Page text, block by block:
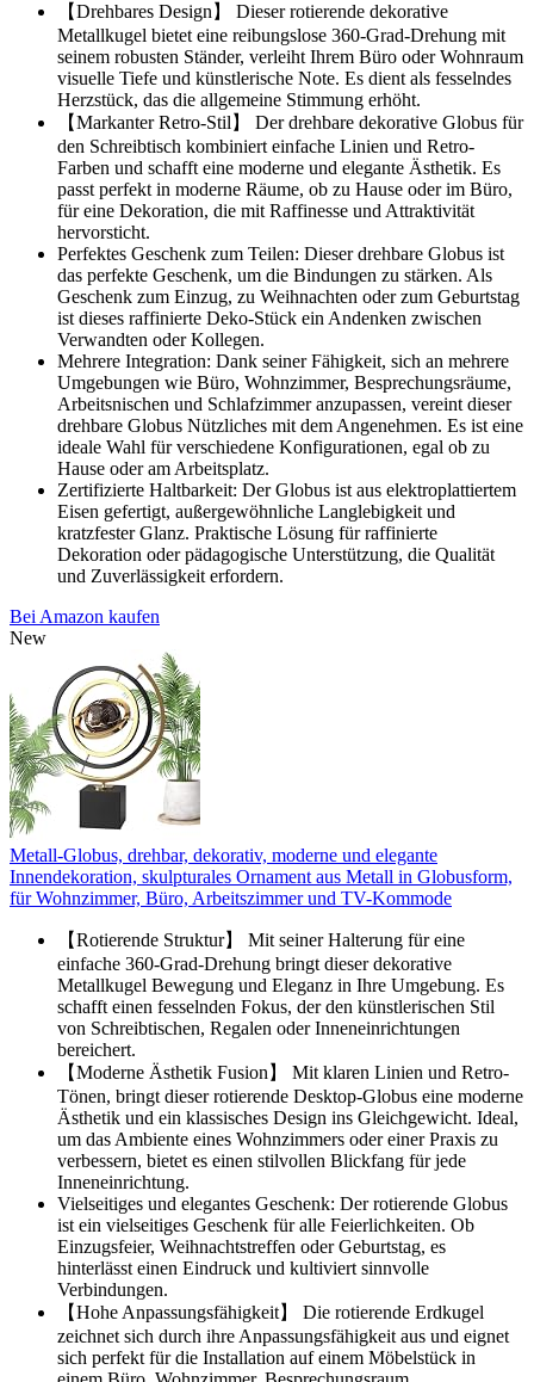
【Drehbares Design】 Dieser rotierende dekorative
Metallkugel bietet eine reibungslose 360-Grad-Drehung mit
seinem robusten Ständer, verleiht Ihrem Büro oder Wohnraum
visuelle Tiefe und künstlerische Note. Es dient als fesselndes
Herzstück, das die allgemeine Stimmung erhöht.
【Markanter Retro-Stil】 Der drehbare dekorative Globus für
den Schreibtisch kombiniert einfache Linien und Retro-
Farben und schafft eine moderne und elegante Ästhetik. Es
passt perfekt in moderne Räume, ob zu Hause oder im Büro,
für eine Dekoration, die mit Raffinesse und Attraktivität
hervorsticht.
Perfektes Geschenk zum Teilen: Dieser drehbare Globus ist
das perfekte Geschenk, um die Bindungen zu stärken. Als
Geschenk zum Einzug, zu Weihnachten oder zum Geburtstag
ist dieses raffinierte Deko-Stück ein Andenken zwischen
Verwandten oder Kollegen.
Mehrere Integration: Dank seiner Fähigkeit, sich an mehrere
Umgebungen wie Büro, Wohnzimmer, Besprechungsräume,
Arbeitsnischen und Schlafzimmer anzupassen, vereint dieser
drehbare Globus Nützliches mit dem Angenehmen. Es ist eine
ideale Wahl für verschiedene Konfigurationen, egal ob zu
Hause oder am Arbeitsplatz.
Zertifizierte Haltbarkeit: Der Globus ist aus elektroplattiertem
Eisen gefertigt, außergewöhnliche Langlebigkeit und
kratzfester Glanz. Praktische Lösung für raffinierte
Dekoration oder pädagogische Unterstützung, die Qualität
und Zuverlässigkeit erfordern.
Bei Amazon kaufen
New
Metall-Globus, drehbar, dekorativ, moderne und elegante
Innendekoration, skulpturales Ornament aus Metall in Globusform,
für Wohnzimmer, Büro, Arbeitszimmer und TV-Kommode
【Rotierende Struktur】 Mit seiner Halterung für eine
einfache 360-Grad-Drehung bringt dieser dekorative
Metallkugel Bewegung und Eleganz in Ihre Umgebung. Es
schafft einen fesselnden Fokus, der den künstlerischen Stil
von Schreibtischen, Regalen oder Inneneinrichtungen
bereichert.
【Moderne Ästhetik Fusion】 Mit klaren Linien und Retro-
Tönen, bringt dieser rotierende Desktop-Globus eine moderne
Ästhetik und ein klassisches Design ins Gleichgewicht. Ideal,
um das Ambiente eines Wohnzimmers oder einer Praxis zu
verbessern, bietet es einen stilvollen Blickfang für jede
Inneneinrichtung.
Vielseitiges und elegantes Geschenk: Der rotierende Globus
ist ein vielseitiges Geschenk für alle Feierlichkeiten. Ob
Einzugsfeier, Weihnachtstreffen oder Geburtstag, es
hinterlässt einen Eindruck und kultiviert sinnvolle
Verbindungen.
【Hohe Anpassungsfähigkeit】 Die rotierende Erdkugel
zeichnet sich durch ihre Anpassungsfähigkeit aus und eignet
sich perfekt für die Installation auf einem Möbelstück in